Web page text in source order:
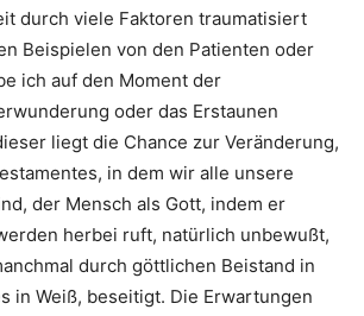
durch viele Faktoren traumatisiert
Beispielen von den Patienten oder
ich auf den Moment der
oder das Erstaunen
liegt die Chance zur Veränderung,
in dem wir alle unsere
der Mensch als Gott, indem er
herbei ruft, natürlich unbewußt,
durch göttlichen Beistand in
in Weiß, beseitigt. Die Erwartungen